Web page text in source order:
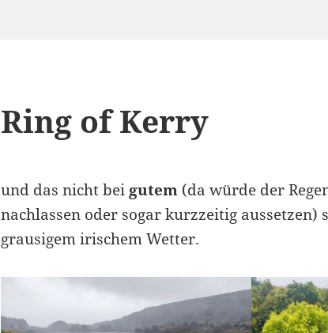
Ring of Kerry
und das nicht bei gutem (da würde der
nachlassen oder sogar kurzzeitig aussetzen)
grausigem irischem Wetter.